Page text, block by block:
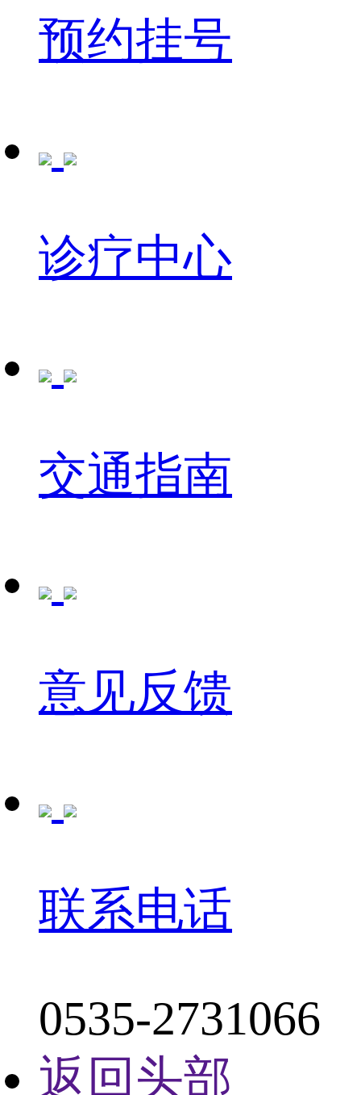
预约挂号
诊疗中心
交通指南
意见反馈
联系电话
0535-2731066
返回头部